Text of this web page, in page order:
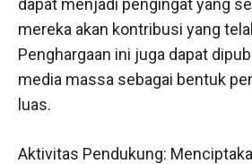
dapat menjadi pengingat yang
mereka akan kontribusi yang
Penghargaan ini juga dapat
media massa sebagai bentuk
luas.
Aktivitas Pendukung: